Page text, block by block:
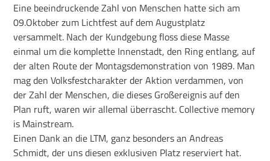
Eine beeindruckende Zahl von Menschen hatte sich am
09.Oktober zum Lichtfest auf dem Augustplatz
versammelt. Nach der Kundgebung floss diese Masse
einmal um die komplette Innenstadt, den Ring entlang, auf
der alten Route der Montagsdemonstration von 1989. Man
mag den Volksfestcharakter der Aktion verdammen, von
der Zahl der Menschen, die dieses Großereignis auf den
Plan ruft, waren wir allemal überrascht. Collective memory
is Mainstream.
Einen Dank an die LTM, ganz besonders an Andreas
Schmidt, der uns diesen exklusiven Platz reserviert hat.